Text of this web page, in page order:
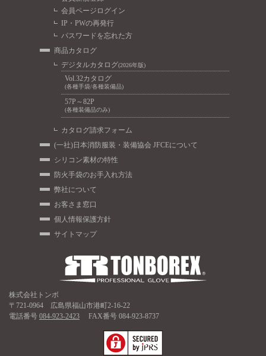
会員ページログイン
IP・PWの再発行
パスワードを忘れた方
商品カタログ
デジタルカタログ(2026年版)
Vol.32カタログ
(各種手袋/各種装備品)
57P～82P
(各種装備品のみ)
カタログ請求フォーム
(一社)日本消防服装・装備協会 JFCEについて
シリコン素材の特性
防火手袋のお手入れ方法
弊社について
お客さま窓口
個人情報保護方針
サイトマップ
株式会社トンボ
〒721-0964 広島県福山市港町2-16-22
電話番号 084-923-2423 FAX番号 084-923-8737